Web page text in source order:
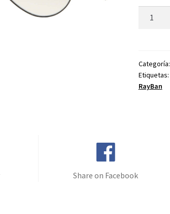
RB3025
Aviador
002/32
Categoría:
Etiquetas:
RayBan
Share on Facebook